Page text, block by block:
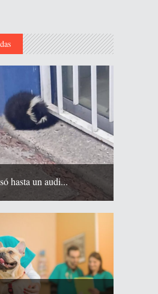
hasta un audi...